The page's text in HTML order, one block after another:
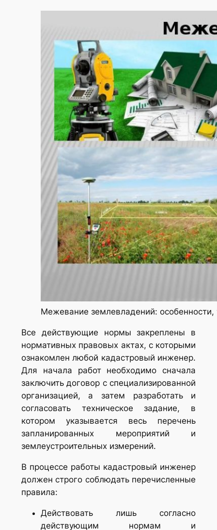
Межевание землевладений:
Все действующие нормы закреплены в
нормативных правовых актах, с которыми
ознакомлен любой кадастровый инженер.
Для начала работ необходимо сначала
заключить договор с специализированной
организацией, а затем разработать и
согласовать техническое задание, в
котором указывается весь перечень
запланированных мероприятий и
землеустроительных измерений.
В процессе работы кадастровый инженер
должен строго соблюдать перечисленные
правила:
Действовать лишь согласно
действующим нормам и